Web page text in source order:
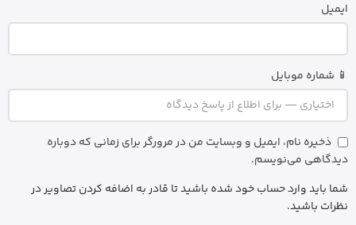
ایمیل
📱 شماره موبایل
ذخیره نام، ایمیل و وبسایت من در مرورگر برای زمانی که دوباره
دیدگاهی می‌نویسم.
شما باید وارد حساب خود شده باشید تا قادر به اضافه کردن تصاویر در
نظرات باشید.